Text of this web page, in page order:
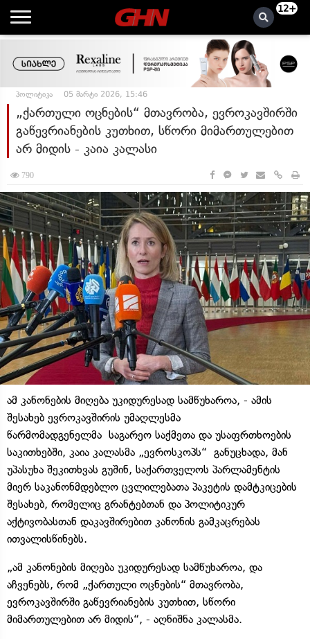
12+
პოლიტიკა 05 მარტი 2026, 15:46
„ქართული ოცნების“ მთავრობა, ევროკავშირში
გაწევრიანების კუთხით, სწორი მიმართულებით
არ მიდის - კაია კალასი
790
ამ კანონების მიღება უკიდურესად სამწუხაროა, - ამის
შესახებ ევროკავშირის უმაღლესმა
წარმომადგენელმა საგარეო საქმეთა და უსაფრთხოების
საკითხებში, კაია კალასმა „ევროსკოპს“ განუცხადა, მან
უპასუხა შეკითხვას გუშინ, საქართველოს პარლამენტის
მიერ საკანონმდებლო ცვლილებათა პაკეტის დამტკიცების
შესახებ, რომელიც გრანტებთან და პოლიტიკურ
აქტივობასთან დაკავშირებით კანონის გამკაცრებას
ითვალისწინებს.
„ამ კანონების მიღება უკიდურესად სამწუხაროა, და
აჩვენებს, რომ „ქართული ოცნების“ მთავრობა,
ევროკავშირში გაწევრიანების კუთხით, სწორი
მიმართულებით არ მიდის“, - აღნიშნა კალასმა.